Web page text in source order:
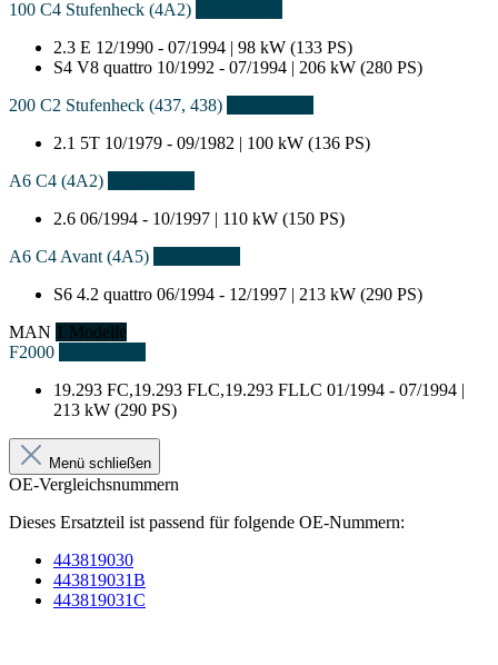
100 C4 Stufenheck (4A2)
2.3 E 12/1990 - 07/1994 | 98 kW (133 PS)
S4 V8 quattro 10/1992 - 07/1994 | 206 kW (280 PS)
200 C2 Stufenheck (437, 438)
2.1 5T 10/1979 - 09/1982 | 100 kW (136 PS)
A6 C4 (4A2)
2.6 06/1994 - 10/1997 | 110 kW (150 PS)
A6 C4 Avant (4A5)
S6 4.2 quattro 06/1994 - 12/1997 | 213 kW (290 PS)
MAN 1 Modelle
F2000
19.293 FC,19.293 FLC,19.293 FLLC 01/1994 - 07/1994 |
213 kW (290 PS)
Menü schließen
OE-Vergleichsnummern
Dieses Ersatzteil ist passend für folgende OE-Nummern:
443819030
443819031B
443819031C